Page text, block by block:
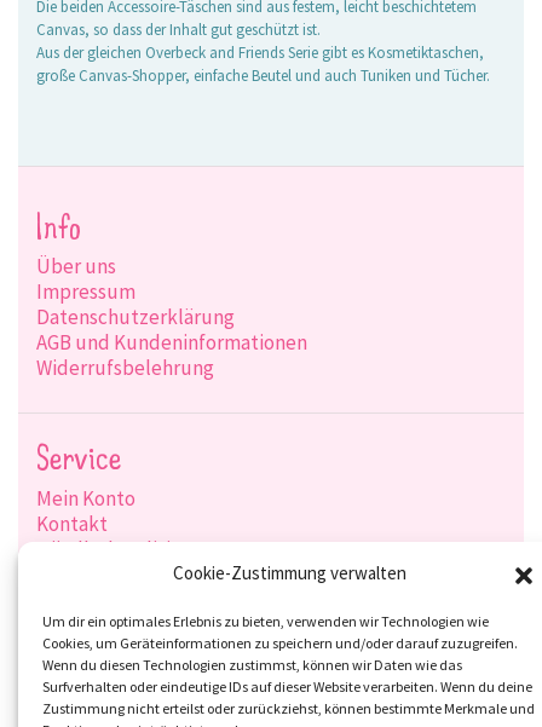
Cookie-Zustimmung verwalten
Um dir ein optimales Erlebnis zu bieten, verwenden wir Technologien wie
Cookies, um Geräteinformationen zu speichern und/oder darauf zuzugreifen.
Wenn du diesen Technologien zustimmst, können wir Daten wie das
Surfverhalten oder eindeutige IDs auf dieser Website verarbeiten. Wenn du deine
Zustimmung nicht erteilst oder zurückziehst, können bestimmte Merkmale und
Die beiden Accessoire-Täschen sind aus festem, leicht beschichtetem
Canvas, so dass der Inhalt gut geschützt ist.
Aus der gleichen Overbeck and Friends Serie gibt es Kosmetiktaschen,
große Canvas-Shopper, einfache Beutel und auch Tuniken und Tücher.
Info
Über uns
Impressum
Datenschutzerklärung
AGB und Kundeninformationen
Widerrufsbelehrung
Service
Mein Konto
Kontakt
Händlerkonditionen
Zahlungsarten
Social-Media